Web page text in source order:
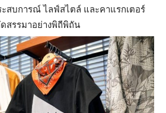
สบการณ์ ไลฟ์สไตล์ และคาแรกเตอร์
สรรมาอย่างพิถีพิถัน